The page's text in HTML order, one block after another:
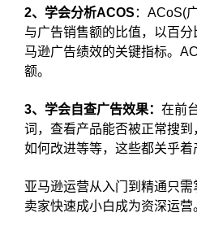
2、学会分析ACOS ：ACoS(
与广告销售额的比值，以百
马逊广告绩效的关键指标。
额。
3、学会自查广告效果： 在前
词，查看产品能否被正常搜到
如何改进等等，这些都关乎着
亚马逊运营从入门到精通只
卖家快速成小白成为资深运营